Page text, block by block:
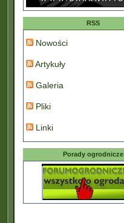
RSS
Nowości
Artykuły
Galeria
Pliki
Linki
Porady ogrodnicze